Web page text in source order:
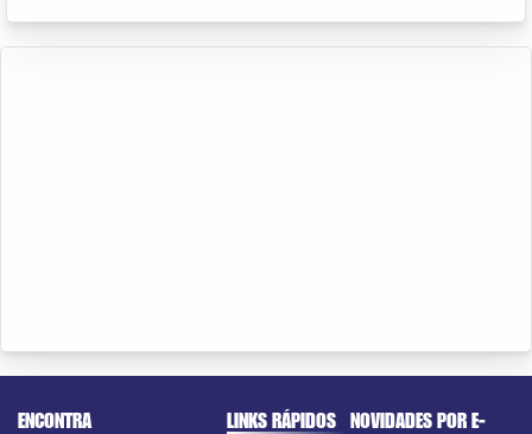
ENCONTRA
LINKS RÁPIDOS NOVIDADES POR E-